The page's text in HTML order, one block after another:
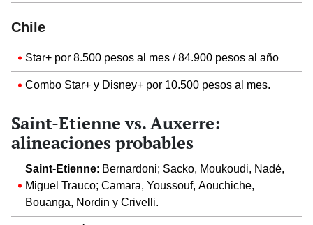
Chile
Star+ por 8.500 pesos al mes / 84.900 pesos al año
Combo Star+ y Disney+ por 10.500 pesos al mes.
Saint-Etienne vs. Auxerre:
alineaciones probables
Saint-Etienne: Bernardoni; Sacko, Moukoudi, Nadé,
Miguel Trauco; Camara, Youssouf, Aouchiche,
Bouanga, Nordin y Crivelli.